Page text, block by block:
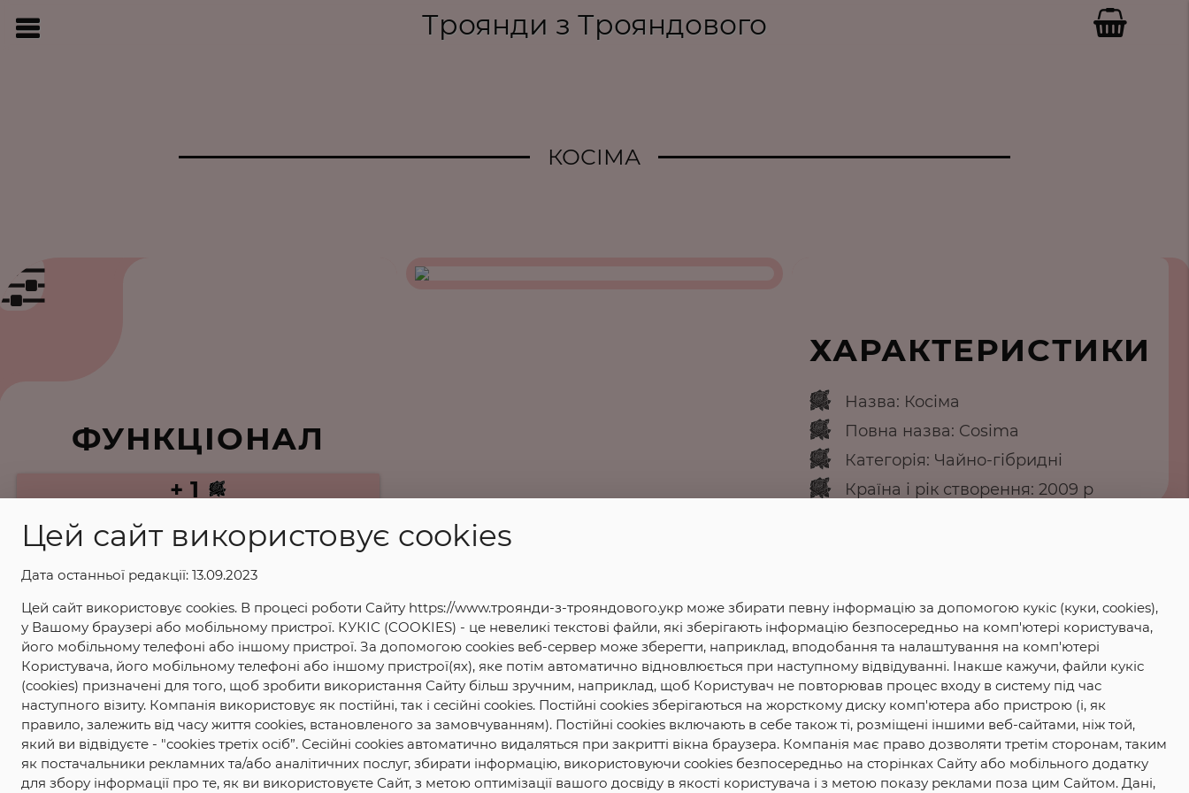
Цей сайт використовує cookies
Дата останньої редакції: 13.09.2023
Цей сайт використовує cookies. В процесі роботи Сайту https://www.троянди-з-трояндового.укр може збирати певну інформацію за допомогою кукіс (куки, cookies),
у Вашому браузері або мобільному пристрої. КУКІС (COOKIES) - це невеликі текстові файли, які зберігають інформацію безпосередньо на комп'ютері користувача,
його мобільному телефоні або іншому пристрої. За допомогою cookies веб-сервер може зберегти, наприклад, вподобання та налаштування на комп'ютері
Користувача, його мобільному телефоні або іншому пристрої(ях), яке потім автоматично відновлюється при наступному відвідуванні. Інакше кажучи, файли кукіс
(cookies) призначені для того, щоб зробити використання Сайту більш зручним, наприклад, щоб Користувач не повторював процес входу в систему під час
наступного візиту. Компанія використовує як постійні, так і сесійні cookies. Постійні cookies зберігаються на жорсткому диску комп'ютера або пристрою (і, як
правило, залежить від часу життя cookies, встановленого за замовчуванням). Постійні cookies включають в себе також ті, розміщені іншими веб-сайтами, ніж той,
який ви відвідуєте - "cookies третіх осіб”. Сесійні cookies автоматично видаляться при закритті вікна браузера. Компанія має право дозволяти третім сторонам, таким
як постачальники рекламних та/або аналітичних послуг, збирати інформацію, використовуючи cookies безпосередньо на сторінках Сайту або мобільного додатку
для збору інформації про те, як ви використовуєте Сайт, з метою оптимізації вашого досвіду в якості користувача і з метою показу реклами поза цим Сайтом. Дані,
Троянди з Трояндового
КОСІМА
ФУНКЦІОНАЛ
+ 1
+ 5
+ 10
+ 20
ХАРАКТЕРИСТИКИ
Назва: Косіма
Повна назва: Cosima
Категорія: Чайно-гібридні
Країна і рік створення: 2009 р
Аромат: +
Ціна за кущ: 80 грн.